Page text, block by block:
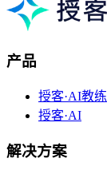
产品
授客·AI教练
授客·AI
解决方案